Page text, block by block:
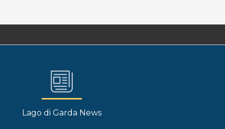
Lago di Garda News